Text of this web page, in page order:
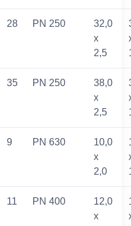
28 PN 250
32,0
x
2,5
35 PN 250
38,0
x
2,5
9 PN 630
10,0
x
2,0
11 PN 400
12,0
x